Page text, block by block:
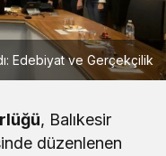
Edebiyat ve Gerçekçilik
, Balıkesir
düzenlenen